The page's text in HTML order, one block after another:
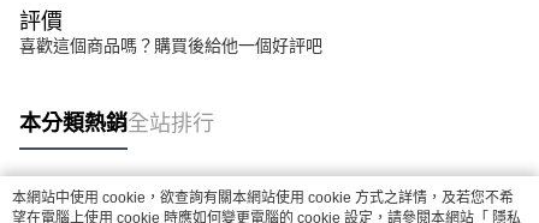
評價
喜歡這個商品嗎？購買後給他一個好評吧
本分類熱銷全站排行
熱門標籤
本網站中使用 cookie，欲查詢有關本網站使用 cookie 方式之詳情，及若您不希
望在電腦上使用 cookie 時應如何變更電腦的 cookie 設定，請參閱本網站「 隱私